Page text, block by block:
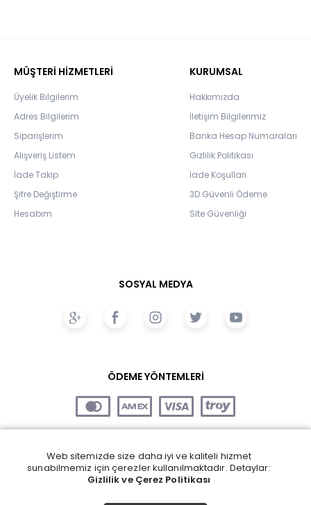
MÜŞTERİ HİZMETLERİ
Üyelik Bilgilerim
Adres Bilgilerim
Siparişlerim
Alışveriş Listem
İade Takip
Şifre Değiştirme
Hesabım
KURUMSAL
Hakkımızda
İletişim Bilgilerimiz
Banka Hesap Numaraları
Gizlilik Politikası
İade Koşulları
3D Güvenli Ödeme
Site Güvenliği
SOSYAL MEDYA
ÖDEME YÖNTEMLERİ
Web sitemizde size daha iyi ve kaliteli hizmet
sunabilmemiz için çerezler kullanılmaktadır. Detaylar:
Gizlilik ve Çerez Politikası